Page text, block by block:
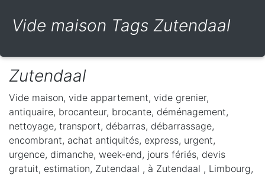
Vide maison Tags Zutendaal
Zutendaal
Vide maison, vide appartement, vide grenier,
antiquaire, brocanteur, brocante, déménagement,
nettoyage, transport, débarras, débarrassage,
encombrant, achat antiquités, express, urgent,
urgence, dimanche, week-end, jours fériés, devis
gratuit, estimation, Zutendaal , à Zutendaal , Limbourg,